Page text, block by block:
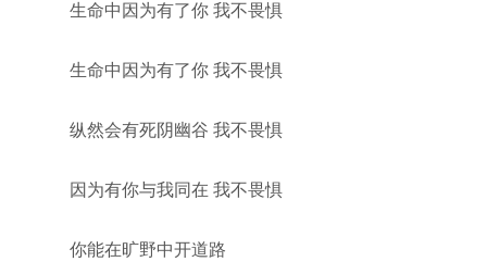
生命中因为有了你 我不畏惧
生命中因为有了你 我不畏惧
纵然会有死阴幽谷 我不畏惧
因为有你与我同在 我不畏惧
你能在旷野中开道路